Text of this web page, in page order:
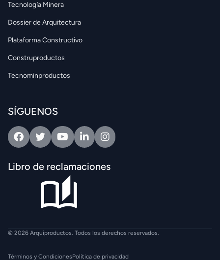
Tecnología Minera
Dossier de Arquitectura
Plataforma Constructivo
Construproductos
Tecnominproductos
SÍGUENOS
FacebookTwitterYoutubeLinkedinIntagram
Libro de reclamaciones
© 2026 Arquiproductos. Todos los derechos reservados.
Términos y CondicionesPolítica de privacidad